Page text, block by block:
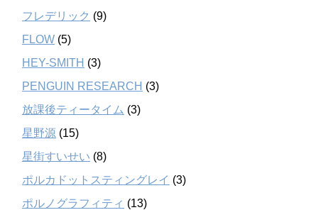
フレデリック (9)
FLOW (5)
HEY-SMITH (3)
PENGUIN RESEARCH (3)
放課後ティータイム (3)
星野源 (15)
星街すいせい (8)
ポルカドットスティングレイ (3)
ポルノグラフィティ (13)